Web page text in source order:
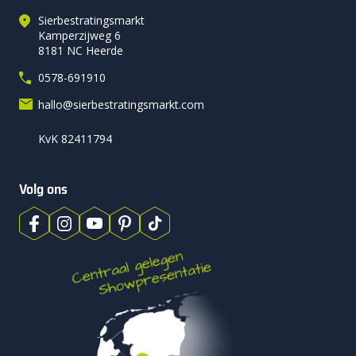
comfortabele ondergrond bij dagelijks gebruik. Een dikkere
tegel voelt steviger aan en ligt extra solide, terwijl een
dunnere uitvoering lichter is en prettiger te verwerken.
Welke dikte het beste past, hangt af van de toepassing in de
tuin. Betontegels van 5 cm zijn geschikt voor tuinpaden waar
gekozen voor terrassen en vaste zitplekken. Betontegels van
nodig hebt? Neem gerust
Sierbestratingsmarkt, we helpen je graag bij het maken van
de juiste keuze.
Leggen van betontegels 60×60 cm
Deze tegels zijn gemakkelijk te verwerken. Hier heb je
namelijk geen speciale ondergrond voor nodig. Een
geëgaliseerd zandbed is dan ook voldoende. Je verwerkt de
Sierbestratingsmarkt
Kamperzijweg 6
8181 NC Heerde
0578-691910
hallo@sierbestratingsmarkt.com
KvK 82411794
Volg ons